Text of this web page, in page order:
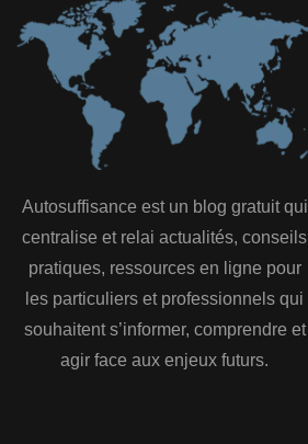
Autosuffisance est un blog gratuit qui
centralise et relai actualités, conseils
pratiques, ressources en ligne pour
les particuliers et professionnels qui
souhaitent s’informer, comprendre et
agir face aux enjeux futurs.